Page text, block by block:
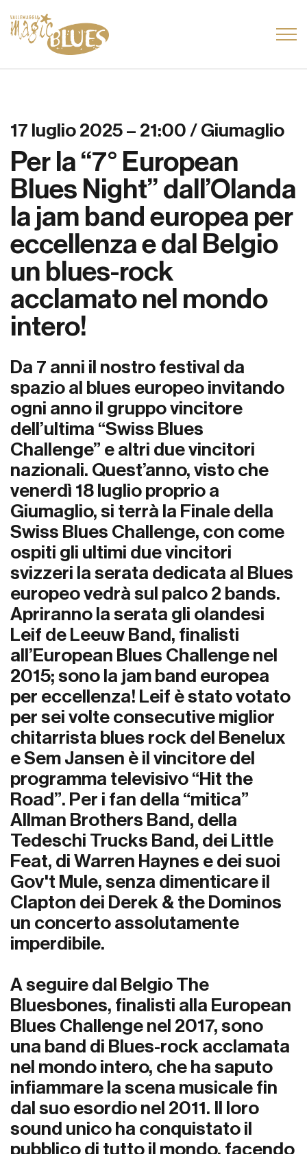
17 luglio 2025 – 21:00 / Giumaglio
Per la “7° European
Blues Night” dall’Olanda
la jam band europea per
eccellenza e dal Belgio
un blues-rock
acclamato nel mondo
intero!
Da 7 anni il nostro festival da
spazio al blues europeo invitando
ogni anno il gruppo vincitore
dell’ultima “Swiss Blues
Challenge” e altri due vincitori
nazionali. Quest’anno, visto che
venerdì 18 luglio proprio a
Giumaglio, si terrà la Finale della
Swiss Blues Challenge, con come
ospiti gli ultimi due vincitori
svizzeri la serata dedicata al Blues
europeo vedrà sul palco 2 bands.
Apriranno la serata gli olandesi
Leif de Leeuw Band , finalisti
all’European Blues Challenge nel
2015; sono la jam band europea
per eccellenza! Leif è stato votato
per sei volte consecutive miglior
chitarrista blues rock del Benelux
e Sem Jansen è il vincitore del
programma televisivo “Hit the
Road”. Per i fan della “mitica”
Allman Brothers Band, della
Tedeschi Trucks Band, dei Little
Feat, di Warren Haynes e dei suoi
Gov't Mule, senza dimenticare il
Clapton dei Derek & the Dominos
un concerto assolutamente
imperdibile.
A seguire dal Belgio The
Bluesbones, finalisti alla European
Blues Challenge nel 2017, sono
una band di Blues-rock acclamata
nel mondo intero, che ha saputo
infiammare la scena musicale fin
dal suo esordio nel 2011. Il loro
sound unico ha conquistato il
pubblico di tutto il mondo, facendo